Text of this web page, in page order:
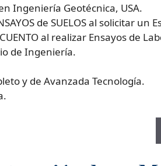
Ingeniería Geotécnica, USA.
de SUELOS al solicitar un
al realizar Ensayos de
de Ingeniería.
y de Avanzada Tecnología.